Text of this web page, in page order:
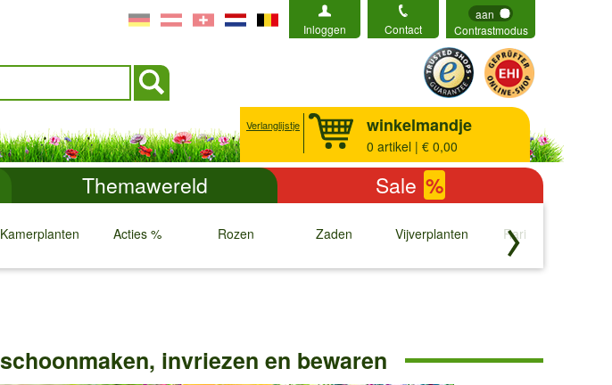
Inloggen Contact
aan
Contrastmodus
Verlanglijstje winkelmandje
0 artikel | € 0,00
Themawereld Sale %
Kamerplanten Acties %
↓
Rozen
↓
Zaden
↓
Vijverplanten
↓
Rariteiten
↓
invriezen en bewaren